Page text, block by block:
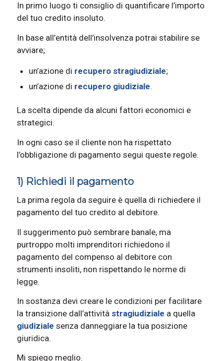
In primo luogo ti consiglio di quantificare l’importo
del tuo credito insoluto.
In base all’entità dell’insolvenza potrai stabilire se
avviare;
un’azione di recupero stragiudiziale;
un’azione di recupero giudiziale.
La scelta dipende da alcuni fattori economici e
strategici.
In ogni caso se il cliente non ha rispettato
l’obbligazione di pagamento segui queste regole.
1) Richiedi il pagamento
La prima regola da seguire è quella di richiedere il
pagamento del tuo credito al debitore.
Il suggerimento può sembrare banale, ma
purtroppo molti imprenditori richiedono il
pagamento del compenso al debitore con
strumenti insoliti, non rispettando le norme di
legge.
In sostanza devi creare le condizioni per facilitare
la transizione dall’attività stragiudiziale a quella
giudiziale senza danneggiare la tua posizione
giuridica.
Mi spiego meglio.